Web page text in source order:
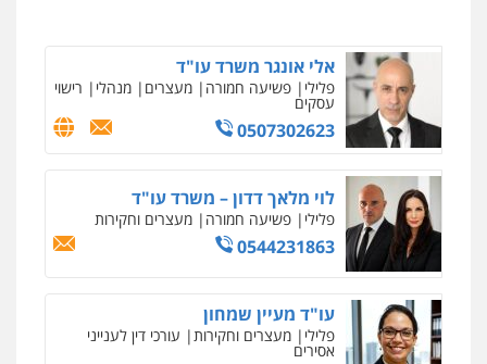
אלי אונגר משרד עו"ד
פלילי פשיעה חמורה מעצרים מנהלי רישוי
עסקים
0507302623
לוי מלאך דדון – משרד עו"ד
פלילי פשיעה חמורה מעצרים וחקירות
0544231863
עו"ד מעיין שמחון
פלילי מעצרים וחקירות עורכי דין לענייני
אסירים